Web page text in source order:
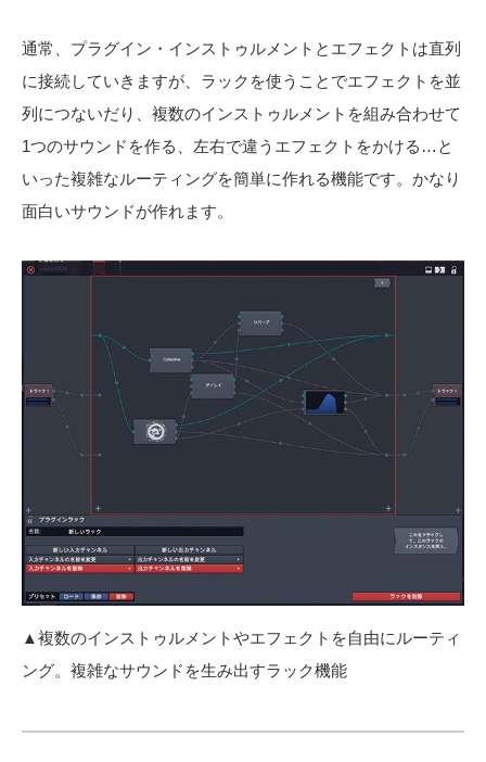
通常、プラグイン・インストゥルメントとエフェクトは直列
に接続していきますが、ラックを使うことでエフェクトを並
列につないだり、複数のインストゥルメントを組み合わせて
1つのサウンドを作る、左右で違うエフェクトをかける…と
いった複雑なルーティングを簡単に作れる機能です。かなり
面白いサウンドが作れます。
▲複数のインストゥルメントやエフェクトを自由にルーティ
ング。複雑なサウンドを生み出すラック機能